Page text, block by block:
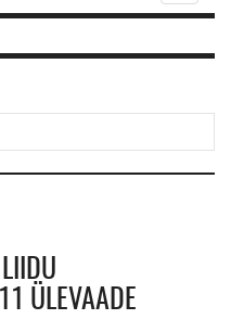
ÜLEVAADE